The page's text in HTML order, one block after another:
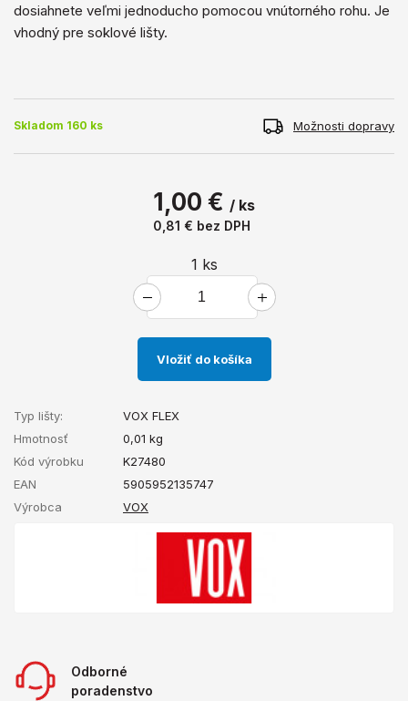
dosiahnete veľmi jednoducho pomocou vnútorného rohu. Je
vhodný pre soklové lišty.
Skladom 160 ks Možnosti dopravy
1,00 € / ks
0,81 € bez DPH
1 ks
Vložiť do košíka
Typ lišty:
VOX FLEX
Hmotnosť
0,01 kg
Kód výrobku
K27480
EAN
5905952135747
Výrobca
VOX
Odborné
poradenstvo